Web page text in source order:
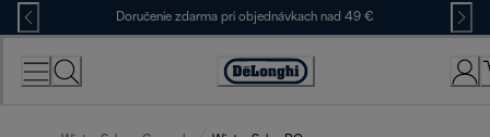
Skip
to
Content
Doručenie zdarma pri objednávkach nad 49 €
Accessibility